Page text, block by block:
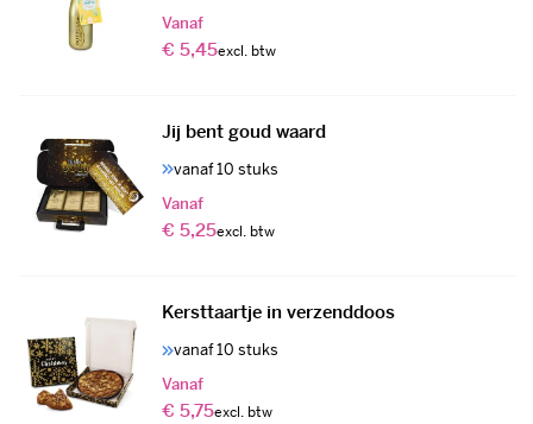
Vanaf
€ 5,45
Jij bent goud waard
vanaf 10 stuks
Vanaf
€ 5,25
Kersttaartje in verzenddoos
vanaf 10 stuks
Vanaf
€ 5,75